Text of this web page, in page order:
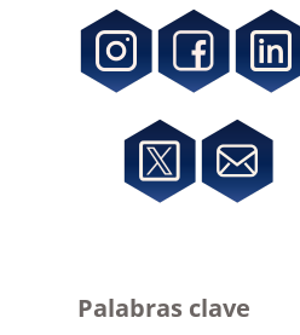
Palabras clave